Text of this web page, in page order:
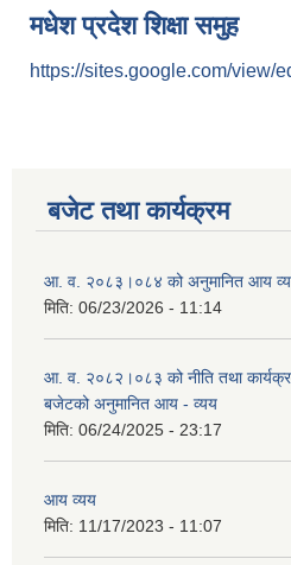
मधेश प्रदेश शिक्षा समुह
https://sites.google.com/view/
बजेट तथा कार्यक्रम
आ. व. २०८३।०८४ को अनुमानित आय
मिति: 06/23/2026 - 11:14
आ. व. २०८२।०८३ को नीति तथा
बजेटको अनुमानित आय - व्यय
मिति: 06/24/2025 - 23:17
आय व्यय
मिति: 11/17/2023 - 11:07